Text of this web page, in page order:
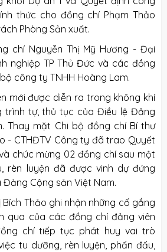
thức cho đồng chí Phạm Thảo
Phòng Sản xuất.
chí Nguyễn Thị Mỹ Hương - Đại
nghiệp TP Thủ Đức và các đồng
công ty TNHH Hoàng Lam.
mới được diễn ra trong không khí
trình tự, thủ tục của Điều lệ Đảng
Thay mặt Chi bộ đồng chí Bí thư
- CTHĐTV Công ty đã trao Quyết
chúc mừng 02 đồng chí sau một
rèn luyện đã được vinh dự đứng
Cộng sản Việt Nam.
Thảo ghi nhận những cố gắng
qua của các đồng chí đảng viên
chí tiếp tục phát huy vai trò
tu dưỡng, rèn luyện, phấn đấu,